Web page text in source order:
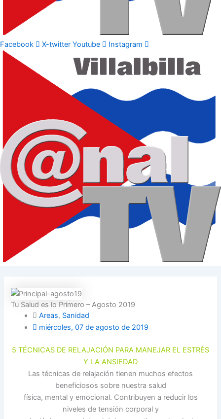
Facebook X-twitter Youtube Instagram
Tu Salud es lo Primero – Agosto 2019
Areas, Sanidad
miércoles, 07 de agosto de 2019
5 TÉCNICAS DE RELAJACIÓN PARA MANEJAR EL ESTRÉS
Y LA ANSIEDAD
Las técnicas de relajación tienen muchos efectos
beneficiosos sobre nuestra salud
física, mental y emocional. Contribuyen a reducir los
niveles de tensión corporal y